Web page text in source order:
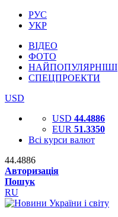
РУС
УКР
ВІДЕО
ФОТО
НАЙПОПУЛЯРНІШІ
СПЕЦПРОЕКТИ
USD
USD 44.4886
EUR 51.3350
Всі курси валют
44.4886
Авторизація
Пошук
RU